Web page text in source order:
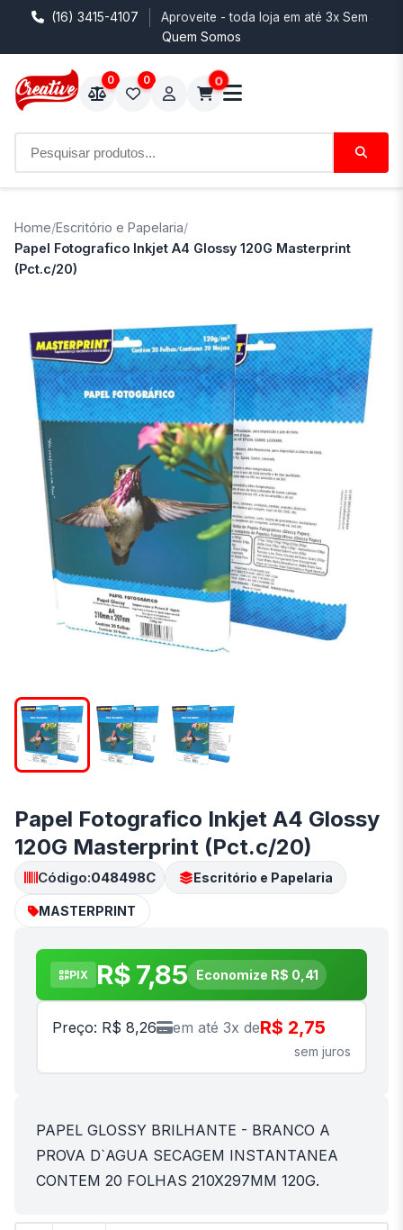
(16) 3415-4107 Aproveite - toda loja em até 3x Sem
Quem Somos
0 0 0
Home/Escritório e Papelaria/
Papel Fotografico Inkjet A4 Glossy 120G Masterprint
(Pct.c/20)
Papel Fotografico Inkjet A4 Glossy
120G Masterprint (Pct.c/20)
Código:048498C Escritório e Papelaria
MASTERPRINT
PIX R$ 7,85 Economize R$ 0,41
Preço: R$ 8,26 em até 3x deR$ 2,75
sem juros
PAPEL GLOSSY BRILHANTE - BRANCO A
PROVA D`AGUA SECAGEM INSTANTANEA
CONTEM 20 FOLHAS 210X297MM 120G.